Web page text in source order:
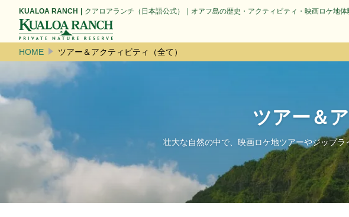
KUALOA RANCH クアロアランチ（日本語公式）｜オアフ島の歴史・アクティビティ・映画ロケ地体
HOME ツアー＆アクティビティ（全て）
ツアー＆
壮大な自然の中で、映画ロケ地ツアーやジップ